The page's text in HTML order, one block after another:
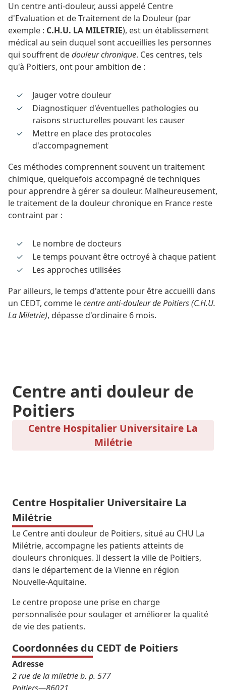
Un centre anti-douleur, aussi appelé Centre
d'Evaluation et de Traitement de la Douleur (par
exemple : C.H.U. LA MILETRIE), est un établissement
médical au sein duquel sont accueillies les personnes
qui souffrent dedouleur chronique. Ces centres, tels
qu'à Poitiers, ont pour ambition de :
Jauger votre douleur
Diagnostiquer d'éventuelles pathologies ou
raisons structurelles pouvant les causer
Mettre en place des protocoles
d'accompagnement
Ces méthodes comprennent souvent un traitement
chimique, quelquefois accompagné de techniques
pour apprendre à gérer sa douleur. Malheureusement,
le traitement de la douleur chronique en France reste
contraint par :
Le nombre de docteurs
Le temps pouvant être octroyé à chaque patient
Les approches utilisées
Par ailleurs, le temps d'attente pour être accueilli dans
un CEDT, comme lecentre anti-douleur de Poitiers (C.H.U.
La Miletrie), dépasse d'ordinaire 6 mois.
Centre anti douleur de
Poitiers
Centre Hospitalier Universitaire La
Milétrie
Centre Hospitalier Universitaire La
Milétrie
Le Centre anti douleur de Poitiers, situé au CHU La
Milétrie, accompagne les patients atteints de
douleurs chroniques. Il dessert la ville de Poitiers,
dans le département de la Vienne en région
Nouvelle-Aquitaine.
Le centre propose une prise en charge
personnalisée pour soulager et améliorer la qualité
de vie des patients.
Coordonnées du CEDT de Poitiers
Adresse
2 rue de la miletrie b. p. 577